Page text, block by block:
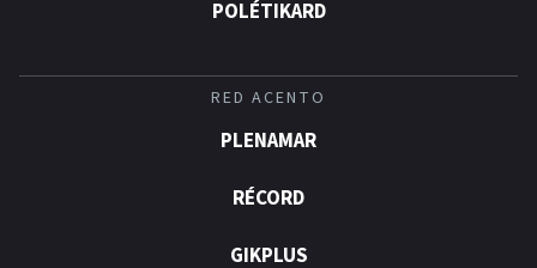
POLÉTIKARD
RED ACENTO
PLENAMAR
RÉCORD
GIKPLUS